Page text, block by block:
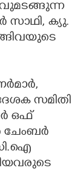
ക്യു.
സമിതി
ഒഫ്
ചേംബർ